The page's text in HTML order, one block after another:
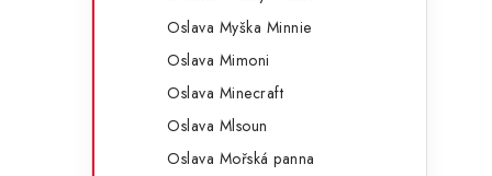
Oslava Myška Minnie
Oslava Mimoni
Oslava Minecraft
Oslava Mlsoun
Oslava Mořská panna